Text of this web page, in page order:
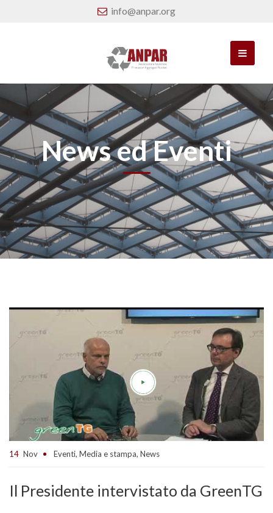
info@anpar.org
News ed Eventi
14 Nov Eventi, Media e stampa, News
Il Presidente intervistato da GreenTG